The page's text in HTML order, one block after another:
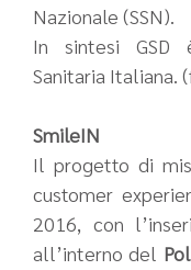
Nazionale (SSN).
In sintesi GSD
Sanitaria Italiana.
SmileIN
Il progetto di
customer
2016, con
all’interno del